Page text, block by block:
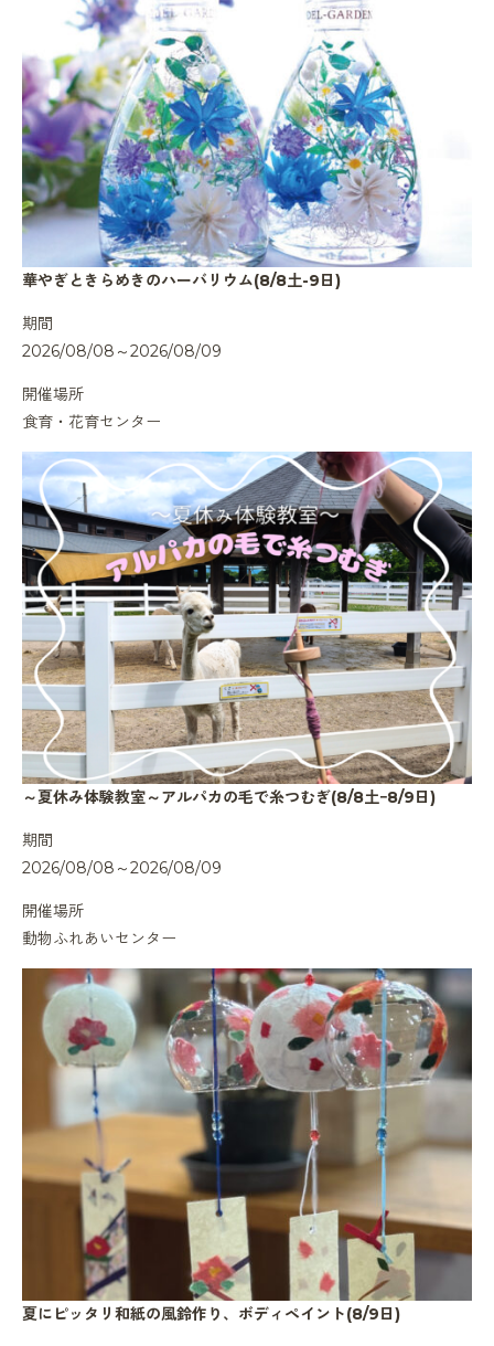
華やぎときらめきのハーバリウム(8/8土-9日)
期間
2026/08/08～2026/08/09
開催場所
食育・花育センター
～夏休み体験教室～アルパカの毛で糸つむぎ(8/8土ｰ8/9日)
期間
2026/08/08～2026/08/09
開催場所
動物ふれあいセンター
夏にピッタリ和紙の風鈴作り、ボディペイント(8/9日)